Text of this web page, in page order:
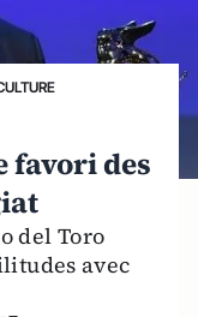
favori des
del Toro
avec